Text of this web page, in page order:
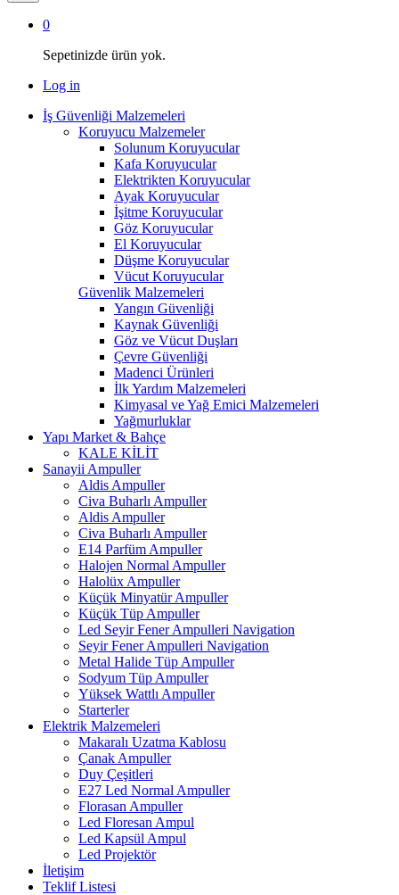
0
Sepetinizde ürün yok.
Log in
İş Güvenliği Malzemeleri
Koruyucu Malzemeler
Solunum Koruyucular
Kafa Koruyucular
Elektrikten Koruyucular
Ayak Koruyucular
İşitme Koruyucular
Göz Koruyucular
El Koruyucular
Düşme Koruyucular
Vücut Koruyucular
Güvenlik Malzemeleri
Yangın Güvenliği
Kaynak Güvenliği
Göz ve Vücut Duşları
Çevre Güvenliği
Madenci Ürünleri
İlk Yardım Malzemeleri
Kimyasal ve Yağ Emici Malzemeleri
Yağmurluklar
Yapı Market & Bahçe
KALE KİLİT
Sanayii Ampuller
Aldis Ampuller
Civa Buharlı Ampuller
Aldis Ampuller
Civa Buharlı Ampuller
E14 Parfüm Ampuller
Halojen Normal Ampuller
Halolüx Ampuller
Küçük Minyatür Ampuller
Küçük Tüp Ampuller
Led Seyir Fener Ampulleri Navigation
Seyir Fener Ampulleri Navigation
Metal Halide Tüp Ampuller
Sodyum Tüp Ampuller
Yüksek Wattlı Ampuller
Starterler
Elektrik Malzemeleri
Makaralı Uzatma Kablosu
Çanak Ampuller
Duy Çeşitleri
E27 Led Normal Ampuller
Florasan Ampuller
Led Floresan Ampul
Led Kapsül Ampul
Led Projektör
İletişim
Teklif Listesi